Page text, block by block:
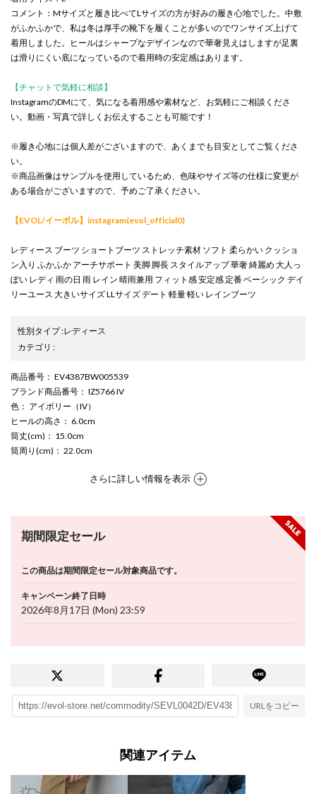
コメント：Mサイズと履き比べてLサイズの方が好みの履き心地でした。中敷
がふかふかで、私は冬は厚手の靴下を履くことが多いのでワンサイズ上げて
着用しました。ヒールはシャープなデザインなので華奢見えはしますが足裏
は滑りにくい底になっているので着用時の安定感はあります。
【チャットで気軽に相談】
InstagramのDMにて、気になる着用感や素材など、お気軽にご相談くださ
い。動画・写真で詳しくお伝えすることも可能です！
※履き心地には個人差がございますので、あくまでも目安としてご覧くださ
い。
※商品画像はサンプルを使用しているため、色味やサイズ等の仕様に変更が
ある場合がございますので、予めご了承ください。
【EVOL/イーボル】instagram(evol_official0)
レディース ブーツ ショートブーツ ストレッチ素材 ソフト 柔らかい クッショ
ン入り ふかふか アーチサポート 美脚 脚長 スタイルアップ 華奢 綺麗め 大人っ
ぽい レディ 雨の日 雨 レイン 晴雨兼用 フィット感 安定感 定番 ベーシック デイ
リーユース 大きいサイズ LLサイズ デート 軽量 軽い レインブーツ
性別タイプ:レディース
カテゴリ :
商品番号 ： EV4387BW005539
ブランド商品番号 ： IZ5766 IV
色 ： アイボリー（IV）
ヒールの高さ ： 6.0cm
筒丈(cm) ： 15.0cm
筒周り(cm) ： 22.0cm
さらに詳しい情報を表示
期間限定セール
この商品は期間限定セール対象商品です。
キャンペーン終了日時
2026年8月17日 (Mon) 23:59
URLをコピー
関連アイテム